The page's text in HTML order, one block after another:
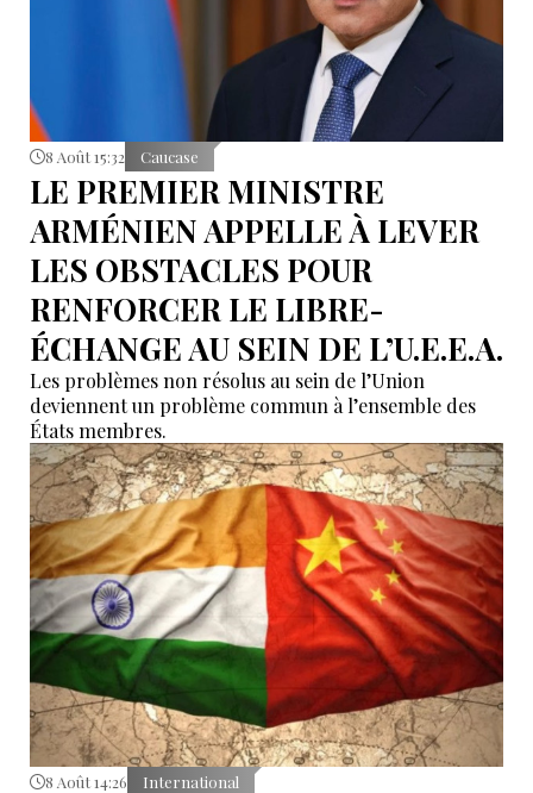
8 Août 15:32 Caucase
LE PREMIER MINISTRE
ARMÉNIEN APPELLE À LEVER
LES OBSTACLES POUR
RENFORCER LE LIBRE-
ÉCHANGE AU SEIN DE L’U.E.E.A.
Les problèmes non résolus au sein de l’Union
deviennent un problème commun à l’ensemble des
États membres.
8 Août 14:26 International